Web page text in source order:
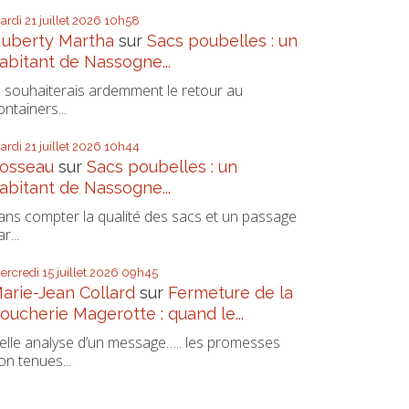
21 juillet 2026 10h58
Martha surSacs poubelles : un
de Nassogne...
souhaiterais ardemment le retour au
21 juillet 2026 10h44
surSacs poubelles : un
de Nassogne...
compter la qualité des sacs et un passage
15 juillet 2026 09h45
Jean Collard sur Fermeture de la
Magerotte : quand le...
analyse d’un message….. les promesses
tenues...